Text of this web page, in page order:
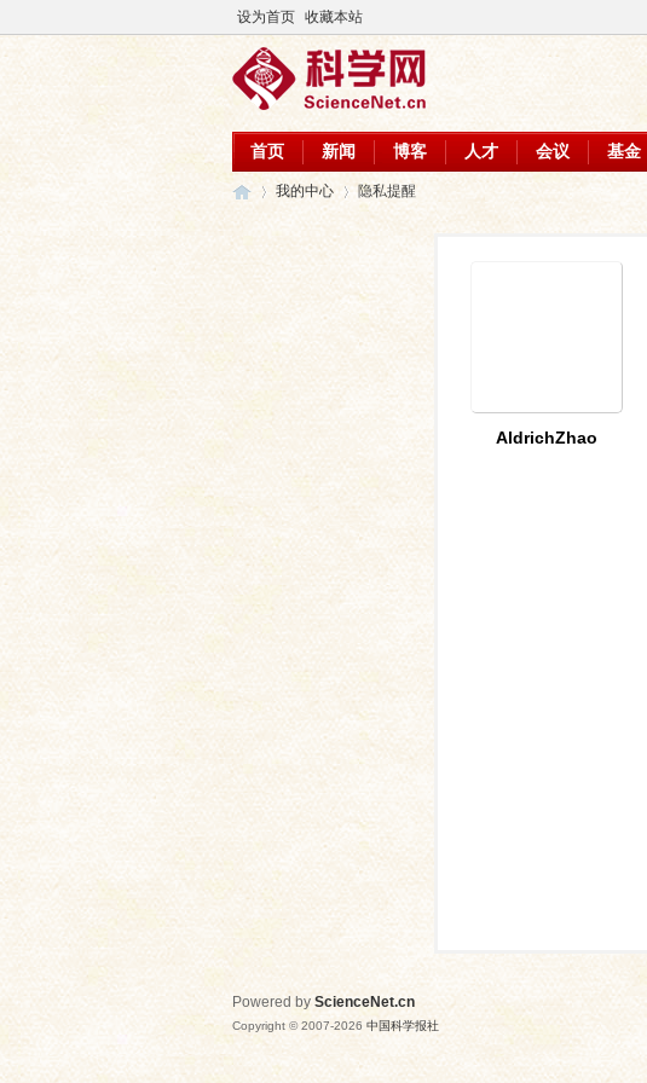
设为首页 收藏本站
首页 新闻 博客 人才 会议 基金
学
›
我的中心 隐私提醒
AldrichZhao
Powered byScienceNet.cn
Copyright © 2007-2026 中国科学报社